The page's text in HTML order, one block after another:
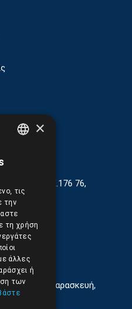
Τ.Κ.176 76,
έως Παρασκευή,
×
τις
την
τη χρήση
άλλες
ή
των